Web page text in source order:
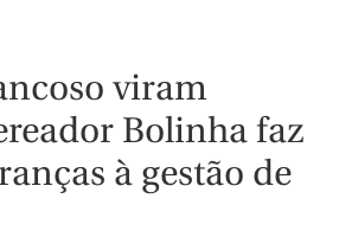
viram
Bolinha faz
à gestão de